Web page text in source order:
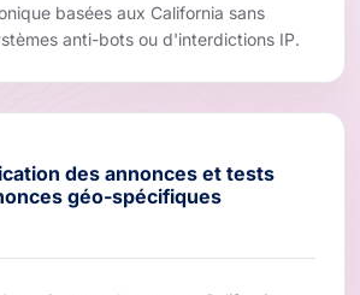
basées aux California sans
anti-bots ou d'interdictions IP.
des annonces et tests
géo-spécifiques